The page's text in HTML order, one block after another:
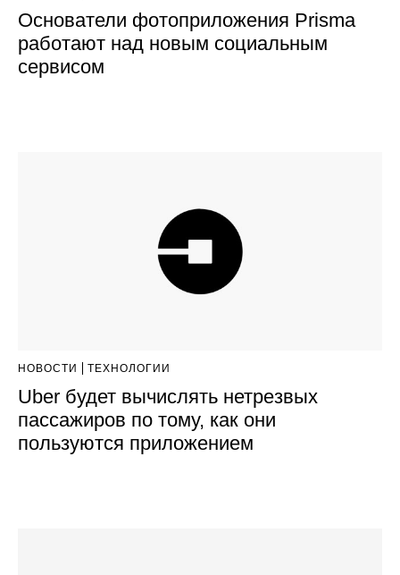
Основатели фотоприложения Prisma
работают над новым социальным
сервисом
НОВОСТИ ТЕХНОЛОГИИ
Uber будет вычислять нетрезвых
пассажиров по тому, как они
пользуются приложением